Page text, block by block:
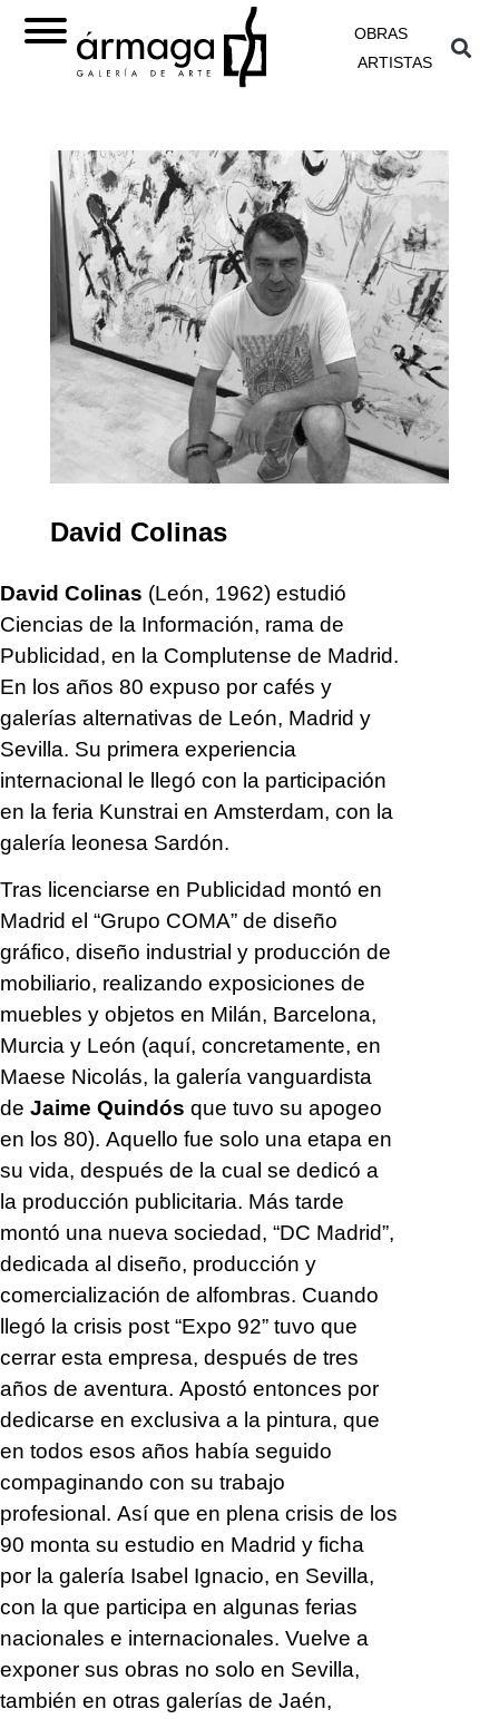
OBRAS
ARTISTAS
David Colinas
David Colinas (León, 1962) estudió
Ciencias de la Información, rama de
Publicidad, en la Complutense de Madrid.
En los años 80 expuso por cafés y
galerías alternativas de León, Madrid y
Sevilla. Su primera experiencia
internacional le llegó con la participación
en la feria Kunstrai en Amsterdam, con la
galería leonesa Sardón.
Tras licenciarse en Publicidad montó en
Madrid el “Grupo COMA” de diseño
gráfico, diseño industrial y producción de
mobiliario, realizando exposiciones de
muebles y objetos en Milán, Barcelona,
Murcia y León (aquí, concretamente, en
Maese Nicolás, la galería vanguardista
de Jaime Quindós que tuvo su apogeo
en los 80). Aquello fue solo una etapa en
su vida, después de la cual se dedicó a
la producción publicitaria. Más tarde
montó una nueva sociedad, “DC Madrid”,
dedicada al diseño, producción y
comercialización de alfombras. Cuando
llegó la crisis post “Expo 92” tuvo que
cerrar esta empresa, después de tres
años de aventura. Apostó entonces por
dedicarse en exclusiva a la pintura, que
en todos esos años había seguido
compaginando con su trabajo
profesional. Así que en plena crisis de los
90 monta su estudio en Madrid y ficha
por la galería Isabel Ignacio, en Sevilla,
con la que participa en algunas ferias
nacionales e internacionales. Vuelve a
exponer sus obras no solo en Sevilla,
también en otras galerías de Jaén,